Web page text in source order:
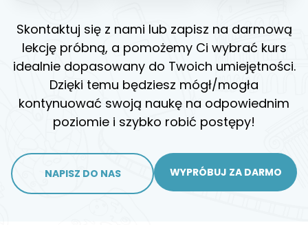
Skontaktuj się z nami lub zapisz na darmową
lekcję próbną, a pomożemy Ci wybrać kurs
idealnie dopasowany do Twoich umiejętności.
Dzięki temu będziesz mógł/mogła
kontynuować swoją naukę na odpowiednim
poziomie i szybko robić postępy!
NAPISZ DO NAS WYPRÓBUJ ZA DARMO